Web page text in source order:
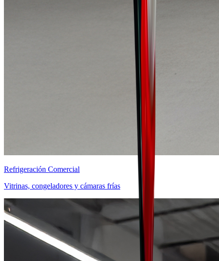
Refrigeración Comercial
Vitrinas, congeladores y cámaras frías